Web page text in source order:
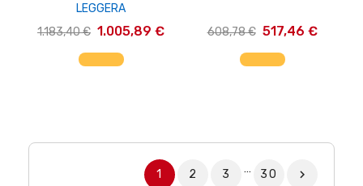
LEGGERA
1.183,40 € 1.005,89 €
AGGIUNGI AL CARRELLO
608,78 € 517,46 €
AGGIUNGI AL CARRELLO
1 2 3 … 30 